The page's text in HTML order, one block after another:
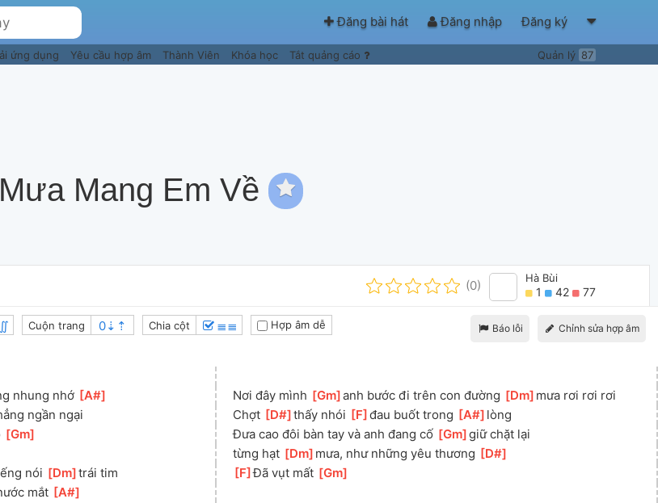
Đăng bài hát Đăng nhập Đăng ký
ứng dụng Yêu cầu hợp âm Thành Viên Khóa học Tắt quảng cáo Quản lý 87
Mang Em Về
(0)
Hà Bùi
1 42 77
Báo lỗi Chỉnh sửa hợp âm
∬ Cuộn trang Chia cột ≣≣ Hợp âm dễ
nhung nhớ A#
ngần ngại
[Gm
nói [ Dm ]
trái tim
mắt A#
Nơi đây mình [Gm ]
anh bước đi trên con đường [ Dm ]mưa rơi rơi rơi
Chợt
D# ]
thấy nhói F ]
đau buốt trong A# ]lòng
Đưa cao đôi bàn tay và anh đang cố [Gm ]
giữ chặt lại
từng hạt [ Dm ]mưa, như những yêu thương D#
F ]
Đã vụt mất [Gm